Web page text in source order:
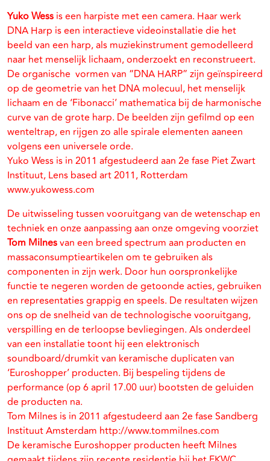
Yuko Wess is een harpiste met een camera. Haar werk
DNA Harp is een interactieve videoinstallatie die het
beeld van een harp, als muziekinstrument gemodelleerd
naar het menselijk lichaam, onderzoekt en reconstrueert.
De organische vormen van “DNA HARP” zijn geïnspireerd
op de geometrie van het DNA molecuul, het menselijk
lichaam en de ‘Fibonacci’ mathematica bij de harmonische
curve van de grote harp. De beelden zijn gefilmd op een
wenteltrap, en rijgen zo alle spirale elementen aaneen
volgens een universele orde.
Yuko Wess is in 2011 afgestudeerd aan 2e fase Piet Zwart
Instituut, Lens based art 2011, Rotterdam
www.yukowess.com
De uitwisseling tussen vooruitgang van de wetenschap en
techniek en onze aanpassing aan onze omgeving voorziet
Tom Milnesvan een breed spectrum aan producten en
massaconsumptieartikelen om te gebruiken als
componenten in zijn werk. Door hun oorspronkelijke
functie te negeren worden de getoonde acties, gebruiken
en representaties grappig en speels. De resultaten wijzen
ons op de snelheid van de technologische vooruitgang,
verspilling en de terloopse bevliegingen. Als onderdeel
van een installatie toont hij een elektronisch
soundboard/drumkit van keramische duplicaten van
‘Euroshopper’ producten. Bij bespeling tijdens de
performance (op 6 april 17.00 uur) bootsten de geluiden
de producten na.
Tom Milnes is in 2011 afgestudeerd aan 2e fase Sandberg
Instituut Amsterdam http://www.tommilnes.com
De keramische Euroshopper producten heeft Milnes